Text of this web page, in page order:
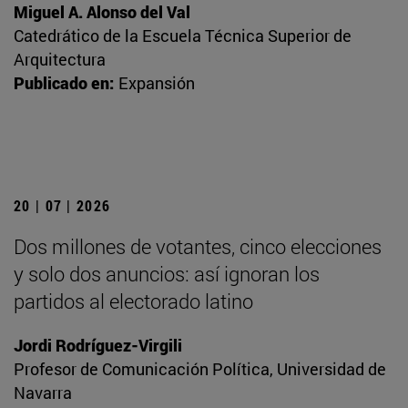
Miguel A. Alonso del Val
Catedrático de la Escuela Técnica Superior de
Arquitectura
Publicado en: Expansión
20 | 07 | 2026
Dos millones de votantes, cinco elecciones
y solo dos anuncios: así ignoran los
partidos al electorado latino
Jordi Rodríguez-Virgili
Profesor de Comunicación Política, Universidad de
Navarra